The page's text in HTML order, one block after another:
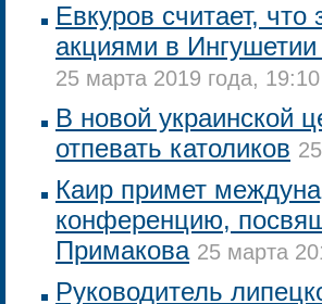
Евкуров считает,
акциями в Ингушетии
25 марта 2019 года, 19:10
В новой украинской
отпевать католиков
Каир примет
конференцию,
Примакова 25 марта
Руководитель